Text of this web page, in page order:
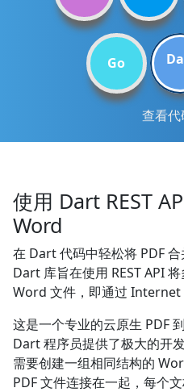
Go
查看
使用 Dart REST
Word
在 Dart 代码中轻松将 PDF
Dart 库旨在使用 REST API
Word 文件，即通过 Internet
这是一个专业的云原生 PDF
Dart 程序员提供了极大的开
需要创建一组相同结构的
PDF 文件连接在一起，每个